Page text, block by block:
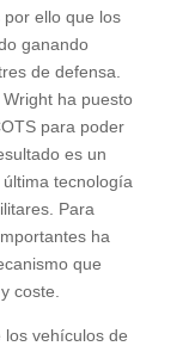
ello que los
ganando
de defensa.
ha puesto
para poder
es un
tecnología
Para
ha
que
coste.
vehículos de